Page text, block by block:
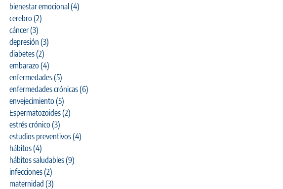
bienestar emocional(4)
cerebro (2)
cáncer(3)
depresión (3)
diabetes(2)
embarazo (4)
enfermedades(5)
enfermedades crónicas(6)
envejecimiento (5)
Espermatozoides(2)
estrés crónico (3)
estudios preventivos(4)
hábitos(4)
hábitos saludables(9)
infecciones(2)
maternidad (3)